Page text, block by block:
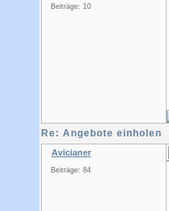
Beiträge: 10
Re: Angebote einholen
Avicianer
Beiträge: 84